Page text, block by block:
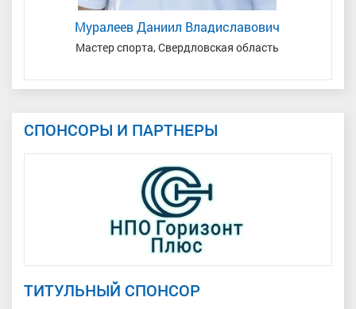
Муралеев Даниил Владиславович
Мастер спорта, Свердловская область
СПОНСОРЫ И ПАРТНЕРЫ
ТИТУЛЬНЫЙ СПОНСОР